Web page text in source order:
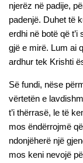
njerëz në padije,
padenjë. Duhet të
erdhi në botë që
gjë e mirë. Lum ai
ardhur tek Krishti
Së fundi, nëse
vërtetën e
t’i thërrasë, le të
mos ëndërrojmë
ndonjëherë një
mos keni nevojë